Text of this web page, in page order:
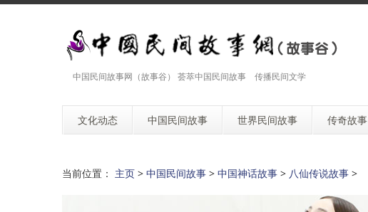
中国民间故事网（故事谷） 荟萃中国民间故事 传播民间文学
文化动态 中国民间故事 世界民间故事 传奇故事
当前位置： 主页 > 中国民间故事 > 中国神话故事 > 八仙传说故事 >